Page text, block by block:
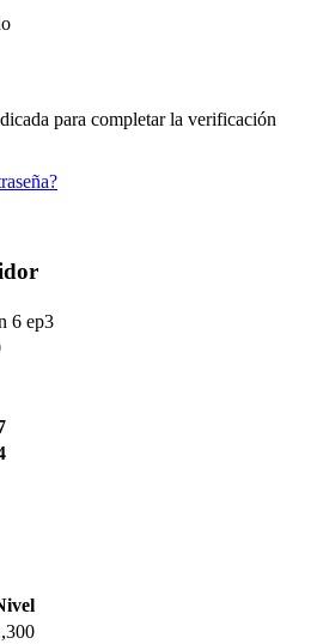
para completar la verificación
6 ep3